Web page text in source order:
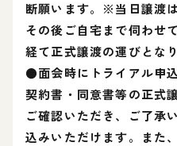
断願います。※当日譲渡は
その後ご自宅まで伺わせ
経て正式譲渡の運びとなり
●面会時にトライアル申
契約書・同意書等の正式
ご確認いただき、ご了承
込みいただけます。また